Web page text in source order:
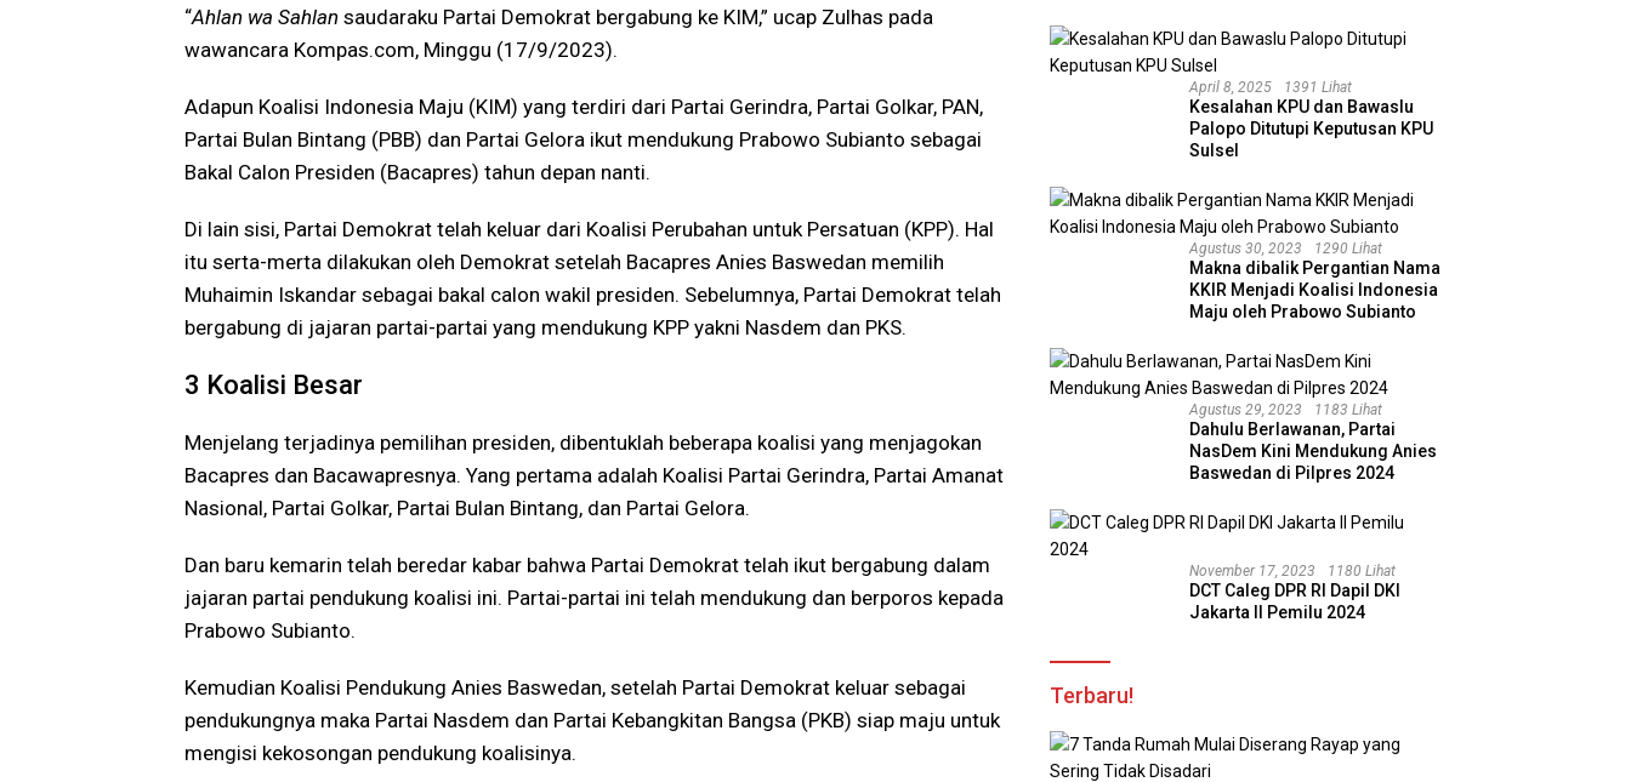
“Ahlan wa Sahlan saudaraku Partai Demokrat bergabung ke KIM,” ucap Zulhas pada
wawancara Kompas.com, Minggu (17/9/2023).
Adapun Koalisi Indonesia Maju (KIM) yang terdiri dari Partai Gerindra, Partai Golkar, PAN,
Partai Bulan Bintang (PBB) dan Partai Gelora ikut mendukung Prabowo Subianto sebagai
Bakal Calon Presiden (Bacapres) tahun depan nanti.
Di lain sisi, Partai Demokrat telah keluar dari Koalisi Perubahan untuk Persatuan (KPP). Hal
itu serta-merta dilakukan oleh Demokrat setelah Bacapres Anies Baswedan memilih
Muhaimin Iskandar sebagai bakal calon wakil presiden. Sebelumnya, Partai Demokrat telah
bergabung di jajaran partai-partai yang mendukung KPP yakni Nasdem dan PKS.
3 Koalisi Besar
Menjelang terjadinya pemilihan presiden, dibentuklah beberapa koalisi yang menjagokan
Bacapres dan Bacawapresnya. Yang pertama adalah Koalisi Partai Gerindra, Partai Amanat
Nasional, Partai Golkar, Partai Bulan Bintang, dan Partai Gelora.
Dan baru kemarin telah beredar kabar bahwa Partai Demokrat telah ikut bergabung dalam
jajaran partai pendukung koalisi ini. Partai-partai ini telah mendukung dan berporos kepada
Prabowo Subianto.
Kemudian Koalisi Pendukung Anies Baswedan, setelah Partai Demokrat keluar sebagai
pendukungnya maka Partai Nasdem dan Partai Kebangkitan Bangsa (PKB) siap maju untuk
mengisi kekosongan pendukung koalisinya.
April 8, 2025 1391 Lihat
Kesalahan KPU dan Bawaslu
Palopo Ditutupi Keputusan KPU
Sulsel
Agustus 30, 2023 1290 Lihat
Makna dibalik Pergantian Nama
KKIR Menjadi Koalisi Indonesia
Maju oleh Prabowo Subianto
Agustus 29, 2023 1183 Lihat
Dahulu Berlawanan, Partai
NasDem Kini Mendukung Anies
Baswedan di Pilpres 2024
November 17, 2023 1180 Lihat
DCT Caleg DPR RI Dapil DKI
Jakarta II Pemilu 2024
Terbaru!